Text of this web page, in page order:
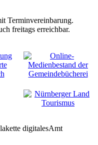
Terminvereinbarung.
freitags erreichbar.